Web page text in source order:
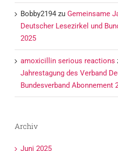
Bobby2194 zu Gemeinsame
Deutscher Lesezirkel und
2025
amoxicillin serious reactions
Jahrestagung des Verband
Bundesverband Abonnement
Archiv
Juni 2025